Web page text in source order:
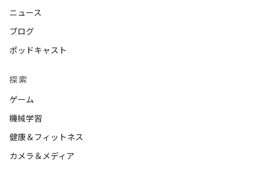
ニュース
ブログ
ポッドキャスト
探索
ゲーム
機械学習
健康＆フィットネス
カメラ＆メディア